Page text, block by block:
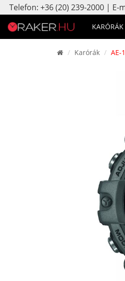
Telefon: +36 (20) 239-2000 | E-
KARÓRÁK
Karórák AE-